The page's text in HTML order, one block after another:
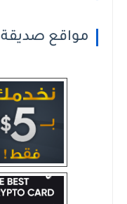
مواقع صديقة